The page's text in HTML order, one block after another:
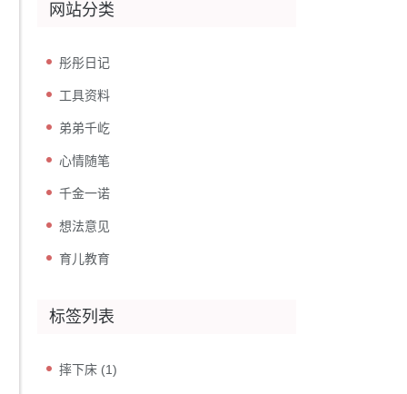
网站分类
彤彤日记
工具资料
弟弟千屹
心情随笔
千金一诺
想法意见
育儿教育
标签列表
摔下床 (1)